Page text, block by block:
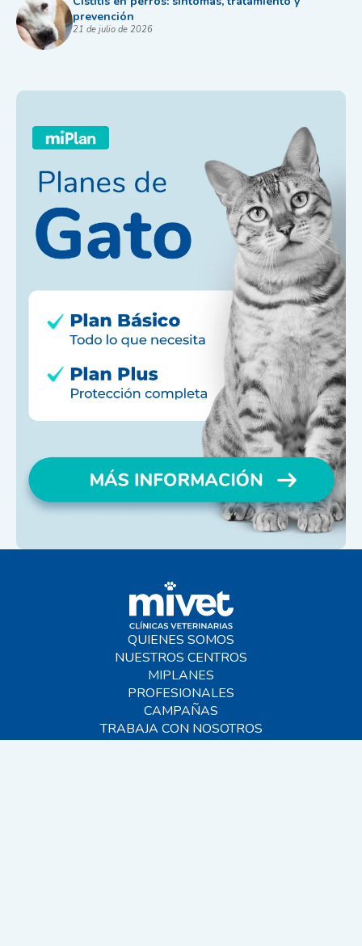
prevención
21 de julio de 2026
QUIENES SOMOS
NUESTROS CENTROS
MIPLANES
PROFESIONALES
CAMPAÑAS
TRABAJA CON NOSOTROS
BLOG